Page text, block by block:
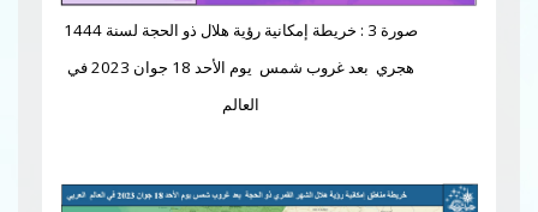
صورة 3 : خريطة إمكانية رؤية هلال ذو الحجة لسنة 1444
هجري بعد غروب شمس يوم الأحد 18 جوان 2023 في